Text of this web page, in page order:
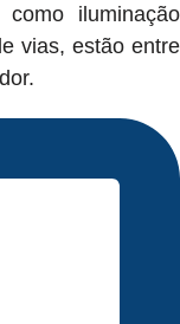
iluminação
vias, estão entre